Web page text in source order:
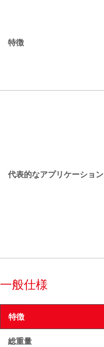
特徴
代表的なアプリケーション
一般仕様
特徴
総重量